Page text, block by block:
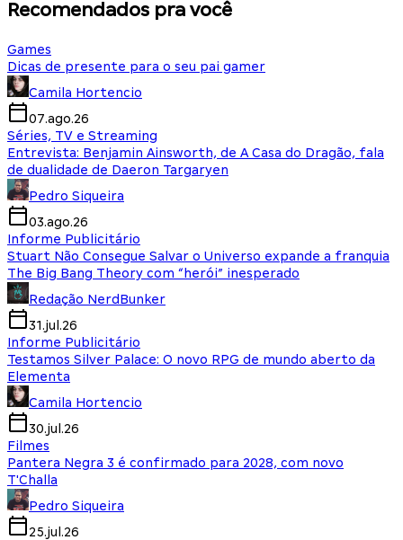
Recomendados pra você
Games
Dicas de presente para o seu pai gamer
Camila Hortencio
07.ago.26
Séries, TV e Streaming
Entrevista: Benjamin Ainsworth, de A Casa do Dragão, fala
de dualidade de Daeron Targaryen
Pedro Siqueira
03.ago.26
Informe Publicitário
Stuart Não Consegue Salvar o Universo expande a franquia
The Big Bang Theory com “herói” inesperado
Redação NerdBunker
31.jul.26
Informe Publicitário
Testamos Silver Palace: O novo RPG de mundo aberto da
Elementa
Camila Hortencio
30.jul.26
Filmes
Pantera Negra 3 é confirmado para 2028, com novo
T'Challa
Pedro Siqueira
25.jul.26